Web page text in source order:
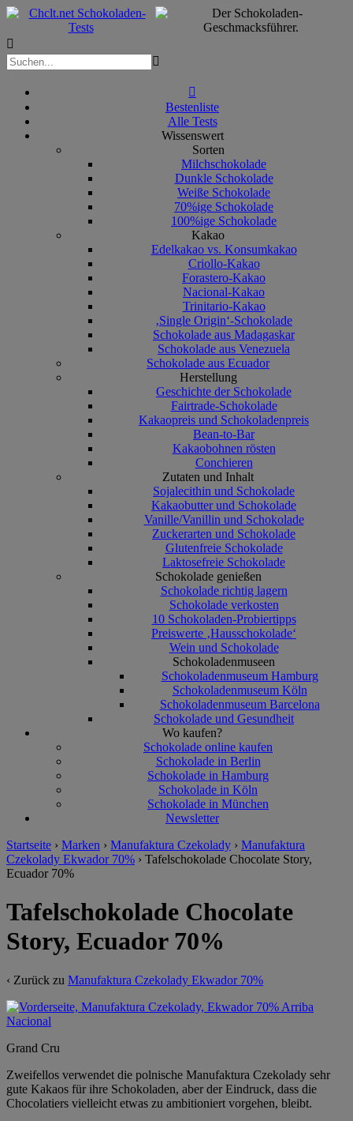



Bestenliste
Alle Tests
Wissenswert
Sorten
Milchschokolade
Dunkle Schokolade
Weiße Schokolade
70%ige Schokolade
100%ige Schokolade
Kakao
Edelkakao vs. Konsumkakao
Criollo-Kakao
Forastero-Kakao
Nacional-Kakao
Trinitario-Kakao
‚Single Origin‘-Schokolade
Schokolade aus Madagaskar
Schokolade aus Venezuela
Schokolade aus Ecuador
Herstellung
Geschichte der Schokolade
Fairtrade-Schokolade
Kakaopreis und Schokoladenpreis
Bean-to-Bar
Kakaobohnen rösten
Conchieren
Zutaten und Inhalt
Sojalecithin und Schokolade
Kakaobutter und Schokolade
Vanille/Vanillin und Schokolade
Zuckerarten und Schokolade
Glutenfreie Schokolade
Laktosefreie Schokolade
Schokolade genießen
Schokolade richtig lagern
Schokolade verkosten
10 Schokoladen-Probiertipps
Preiswerte ‚Hausschokolade‘
Wein und Schokolade
Schokoladenmuseen
Schokoladenmuseum Hamburg
Schokoladenmuseum Köln
Schokoladenmuseum Barcelona
Schokolade und Gesundheit
Wo kaufen?
Schokolade online kaufen
Schokolade in Berlin
Schokolade in Hamburg
Schokolade in Köln
Schokolade in München
Newsletter
Startseite › Marken › Manufaktura Czekolady › Manufaktura
Czekolady Ekwador 70% › Tafelschokolade Chocolate Story,
Ecuador 70%
Tafelschokolade Chocolate
Story, Ecuador 70%
‹ Zurück zu Manufaktura Czekolady Ekwador 70%
Grand Cru
Zweifellos verwendet die polnische Manufaktura Czekolady sehr
gute Kakaos für ihre Schokoladen, aber der Eindruck, dass die
Chocolatiers vielleicht etwas zu ambitioniert vorgehen, bleibt.